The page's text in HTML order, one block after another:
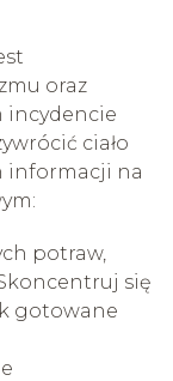
oraz
incydencie
ciało
informacji na
potraw,
się
gotowane